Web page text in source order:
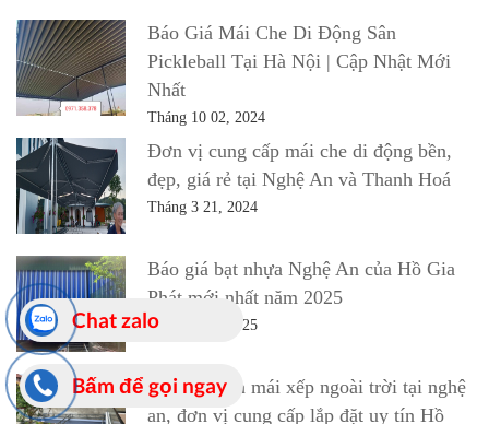
Báo Giá Mái Che Di Động Sân
Pickleball Tại Hà Nội | Cập Nhật Mới
Nhất
Tháng 10 02, 2024
Đơn vị cung cấp mái che di động bền,
đẹp, giá rẻ tại Nghệ An và Thanh Hoá
Tháng 3 21, 2024
Báo giá bạt nhựa Nghệ An của Hồ Gia
Phát mới nhất năm 2025
Tháng 1 06, 2025
bạt mái hiên mái xếp ngoài trời tại nghệ
an, đơn vị cung cấp lắp đặt uy tín Hồ
Bấm để gọi ngay
Chat zalo